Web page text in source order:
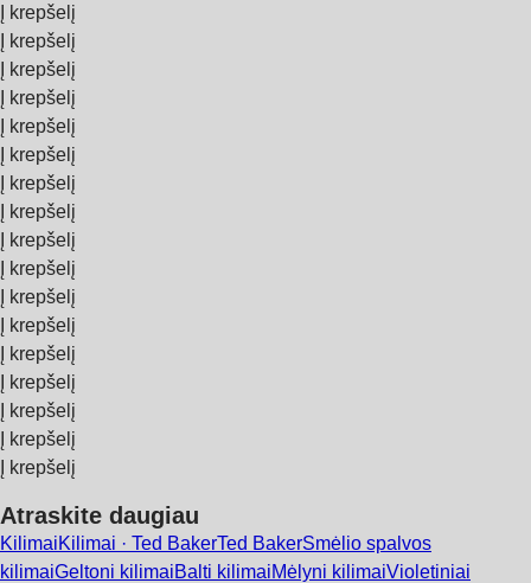
Į krepšelį
Į krepšelį
Į krepšelį
Į krepšelį
Į krepšelį
Į krepšelį
Į krepšelį
Į krepšelį
Į krepšelį
Į krepšelį
Į krepšelį
Į krepšelį
Į krepšelį
Į krepšelį
Į krepšelį
Į krepšelį
Į krepšelį
Atraskite daugiau
KilimaiKilimai · Ted BakerTed BakerSmėlio spalvos
kilimaiGeltoni kilimaiBalti kilimaiMėlyni kilimaiVioletiniai